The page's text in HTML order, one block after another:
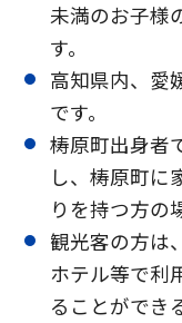
未満のお子様
す。
高知県内、愛
です。
梼原町出身者
し、梼原町に
りを持つ方の
観光客の方は
ホテル等で利
ることができ